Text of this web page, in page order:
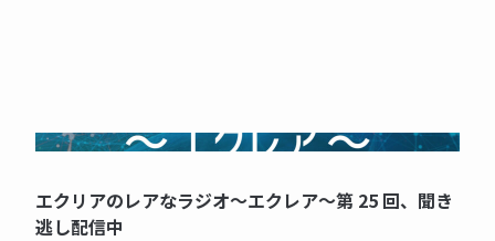
NOW PRINTING...
エクリアのレアなラジオ～エクレア～第 25 回、聞き
逃し配信中